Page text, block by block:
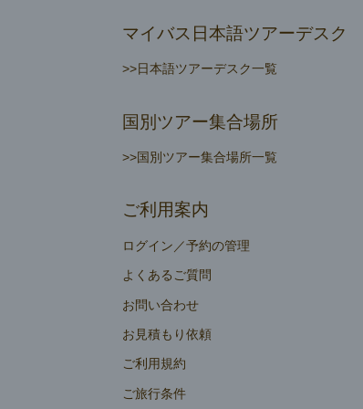
マイバス日本語ツアーデスク
>>日本語ツアーデスク一覧
国別ツアー集合場所
>>国別ツアー集合場所一覧
ご利用案内
ログイン／予約の管理
よくあるご質問
お問い合わせ
お見積もり依頼
ご利用規約
ご旅行条件